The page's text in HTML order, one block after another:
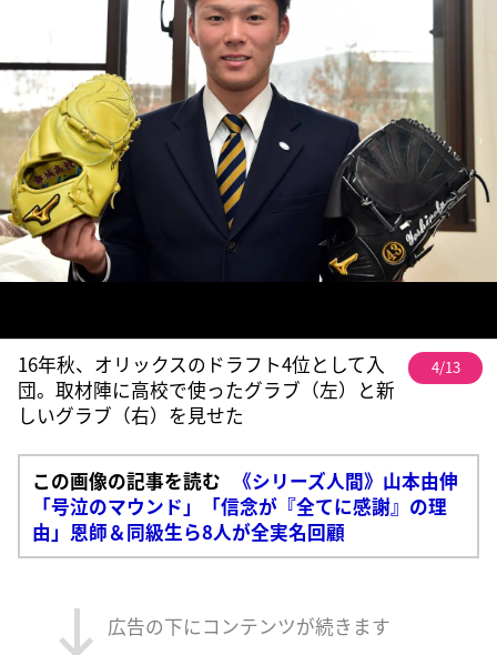
16年秋、オリックスのドラフト4位として入
団。取材陣に高校で使ったグラブ（左）と新
しいグラブ（右）を見せた
4/13
この画像の記事を読む
《シリーズ人間》山本由伸
「号泣のマウンド」「信念が『全てに感謝』の理
由」恩師＆同級生ら8人が全実名回顧
広告の下にコンテンツが続きます